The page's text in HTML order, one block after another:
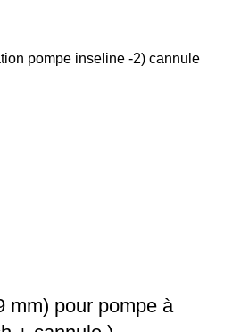
pompe inseline -2) cannule
mm) pour pompe à